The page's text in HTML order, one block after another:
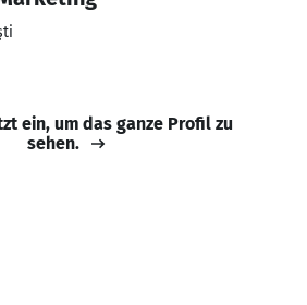
ein, um das ganze Profil zu
sehen.